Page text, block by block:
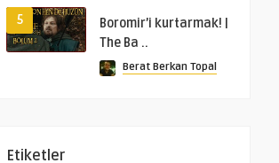
5
Boromir’i kurtarmak! |
The Ba ..
Berat Berkan Topal
Etiketler